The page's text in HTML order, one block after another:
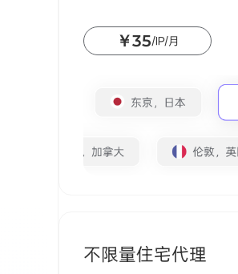
￥35/IP/月
不限量住宅代理